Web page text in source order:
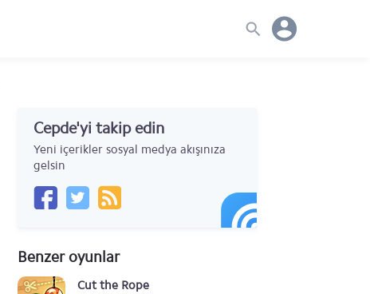
Cepde'yi takip edin
Yeni içerikler sosyal medya akışınıza
gelsin
Benzer oyunlar
Cut the Rope